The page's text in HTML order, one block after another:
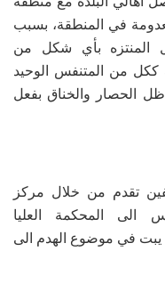
في المنطقة، بسبب
المنتزه بأي شكل من
ككل من المتنفس الوحيد
الحصار والخناق بفعل
تقدم من خلال مركز
الى المحكمة العليا
يبت في موضوع الهدم الى